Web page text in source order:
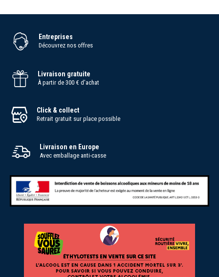
Entreprises
Découvrez nos offres
Livraison gratuite
À partir de 300 € d'achat
Click & collect
Retrait gratuit sur place possible
Livraison en Europe
Avec emballage anti-casse